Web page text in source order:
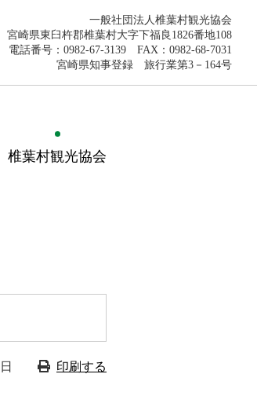
一般社団法人椎葉村観光協会
宮崎県東臼杵郡椎葉村大字下福良1826番地108
電話番号：0982-67-3139 FAX：0982-68-7031
宮崎県知事登録 旅行業第3－164号
椎葉村観光協会
印刷する